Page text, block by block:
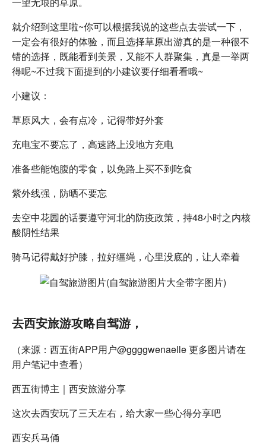
就介绍到这里啦~你可以根据我说的这些点去尝试一下，
一定会有很好的体验，而且选择草原出游真的是一种很不
错的选择，既能看到美景，又能不人群聚集，真是一举两
得呢~不过我下面提到的小建议要仔细看看哦~
小建议：
草原风大，会有点冷，记得带好外套
充电宝不要忘了，高速路上没地方充电
准备些能饱腹的零食，以免路上买不到吃食
紫外线强，防晒不要忘
去空中花园的话要遵守河北的防疫政策，持48小时之内核
酸阴性结果
骑马记得戴好护膝，拉好缰绳，心里没底的，让人牵着
去西安旅游攻略自驾游，
（来源：西五街APP用户@ggggwenaelle 更多图片请在
用户笔记中查看）
西五街博主｜西安旅游分享
这次去西安玩了三天左右，给大家一些心得分享吧
西安兵马俑